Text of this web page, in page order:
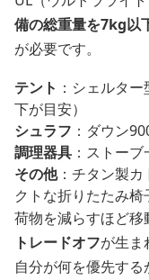
備の総重量を7kg以
が必要です。
テント ：シェルタ
下が目安）
シュラフ ：ダウン
調理器具 ：ストー
その他：チタン製カ
クトな折りたたみ椅
荷物を減らすほど
トレードオフが生ま
自分が何を優先す